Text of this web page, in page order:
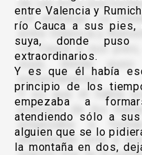
entre Valencia y
río Cauca a sus
suya, donde
extraordinarios.
Y es que él había
principio de los
empezaba a
atendiendo sólo a
alguien que se lo
la montaña en dos,